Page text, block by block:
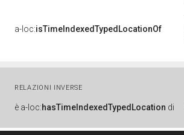
a-loc:isTimeIndexedTypedLocationOf
RELAZIONI INVERSE
è a-loc:hasTimeIndexedTypedLocation di